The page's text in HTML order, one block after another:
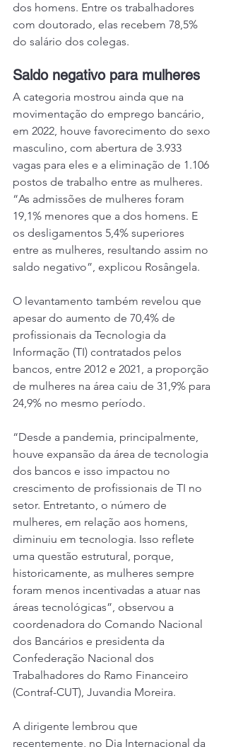
dos homens. Entre os trabalhadores
com doutorado, elas recebem 78,5%
do salário dos colegas.
Saldo negativo para mulheres
A categoria mostrou ainda que na
movimentação do emprego bancário,
em 2022, houve favorecimento do sexo
masculino, com abertura de 3.933
vagas para eles e a eliminação de 1.106
postos de trabalho entre as mulheres.
“As admissões de mulheres foram
19,1% menores que a dos homens. E
os desligamentos 5,4% superiores
entre as mulheres, resultando assim no
saldo negativo”, explicou Rosângela.
O levantamento também revelou que
apesar do aumento de 70,4% de
profissionais da Tecnologia da
Informação (TI) contratados pelos
bancos, entre 2012 e 2021, a proporção
de mulheres na área caiu de 31,9% para
24,9% no mesmo período.
“Desde a pandemia, principalmente,
houve expansão da área de tecnologia
dos bancos e isso impactou no
crescimento de profissionais de TI no
setor. Entretanto, o número de
mulheres, em relação aos homens,
diminuiu em tecnologia. Isso reflete
uma questão estrutural, porque,
historicamente, as mulheres sempre
foram menos incentivadas a atuar nas
áreas tecnológicas”, observou a
coordenadora do Comando Nacional
dos Bancários e presidenta da
Confederação Nacional dos
Trabalhadores do Ramo Financeiro
(Contraf-CUT), Juvandia Moreira.
A dirigente lembrou que
recentemente, no Dia Internacional da